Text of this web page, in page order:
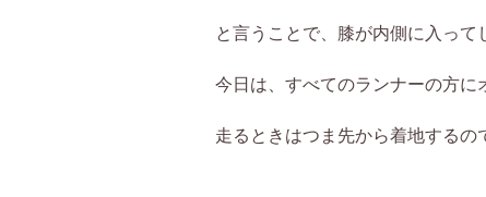
と言うことで、膝が内側に入って
今日は、すべてのランナーの方に
走るときはつま先から着地するの